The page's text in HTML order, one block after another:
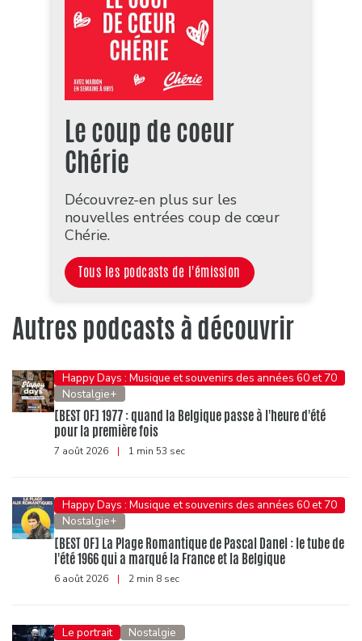
Le coup de coeur
Chérie
Découvrez-en plus sur les
nouvelles entrées coup de cœur
Chérie.
Tous les podcasts de l'émission
Autres podcasts à découvrir
Happy Days : Musique et souvenirs des années 60 et 70
Nostalgie+
[BEST OF] 1977 : quand la Belgique passe à l'heure d'été
pour la première fois
7 août 2026 | 1 min 53 sec
Happy Days : Musique et souvenirs des années 60 et 70
Nostalgie+
[BEST OF] La Plage Romantique de Pascal Danel : le tube de
l'été 1966 qui a marqué la France et la Belgique
6 août 2026 | 2 min 8 sec
Le portrait Nostalgie